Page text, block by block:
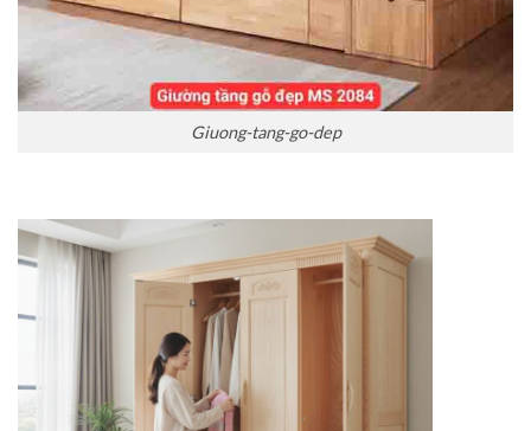
Giuong-tang-go-dep